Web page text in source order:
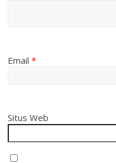
Email*
Situs Web